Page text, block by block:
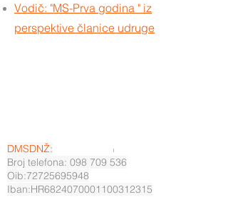
Vodič: "MS-Prva godina " iz
perspektive članice udruge
DMSDNŽ:
Broj telefona: 098 709 536
Oib:72725695948
Iban:HR6824070001100312315